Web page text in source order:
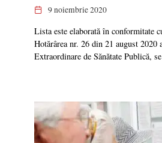
9 noiembrie 2020
Lista este elaborată în conformitate
Hotărârea nr. 26 din 21 august 2020
Extraordinare de Sănătate Publică,